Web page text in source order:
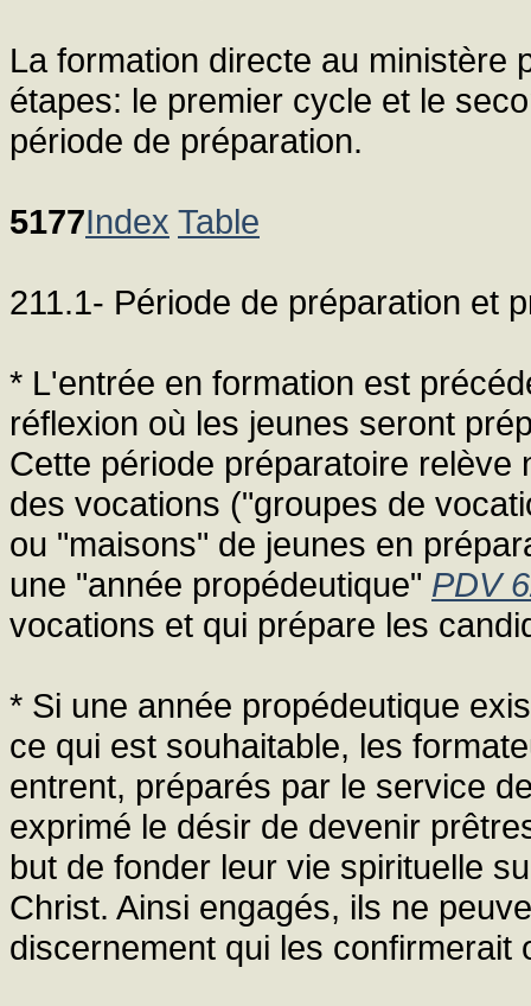
La formation directe au ministère
étapes: le premier cycle et le
période de préparation.
5177Index Table
211.1- Période de préparation et
* L'entrée en formation est
réflexion où les jeunes seront
Cette période préparatoire
des vocations ("groupes de
ou "maisons" de jeunes en
une "année propédeutique" PDV
vocations et qui prépare les
* Si une année propédeutique
ce qui est souhaitable, les
entrent, préparés par le service
exprimé le désir de devenir
but de fonder leur vie spirituelle
Christ. Ainsi engagés, ils ne
discernement qui les confirmerait